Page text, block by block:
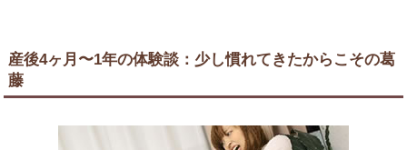
産後4ヶ月〜1年の体験談：少し慣れてきたからこその葛
藤